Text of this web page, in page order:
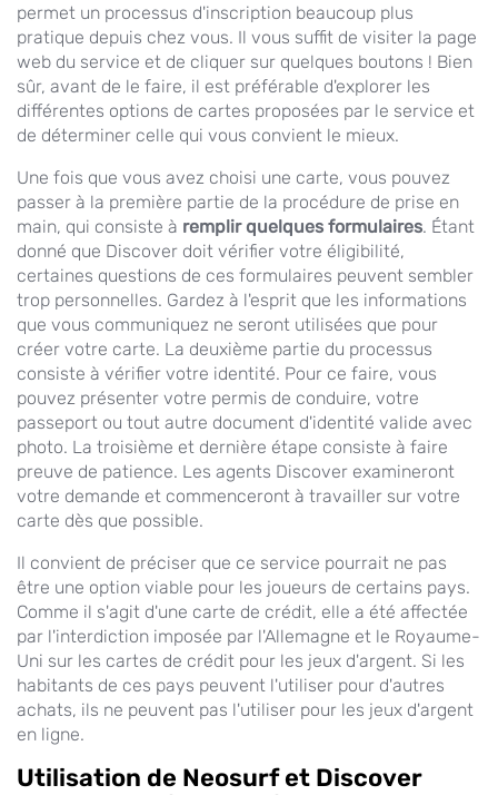
permet un processus d'inscription beaucoup plus
pratique depuis chez vous. Il vous suffit de visiter la page
web du service et de cliquer sur quelques boutons ! Bien
sûr, avant de le faire, il est préférable d'explorer les
différentes options de cartes proposées par le service et
de déterminer celle qui vous convient le mieux.
Une fois que vous avez choisi une carte, vous pouvez
passer à la première partie de la procédure de prise en
main, qui consiste à remplir quelques formulaires. Étant
donné que Discover doit vérifier votre éligibilité,
certaines questions de ces formulaires peuvent sembler
trop personnelles. Gardez à l'esprit que les informations
que vous communiquez ne seront utilisées que pour
créer votre carte. La deuxième partie du processus
consiste à vérifier votre identité. Pour ce faire, vous
pouvez présenter votre permis de conduire, votre
passeport ou tout autre document d'identité valide avec
photo. La troisième et dernière étape consiste à faire
preuve de patience. Les agents Discover examineront
votre demande et commenceront à travailler sur votre
carte dès que possible.
Il convient de préciser que ce service pourrait ne pas
être une option viable pour les joueurs de certains pays.
Comme il s'agit d'une carte de crédit, elle a été affectée
par l'interdiction imposée par l'Allemagne et le Royaume-
Uni sur les cartes de crédit pour les jeux d'argent. Si les
habitants de ces pays peuvent l'utiliser pour d'autres
achats, ils ne peuvent pas l'utiliser pour les jeux d'argent
en ligne.
Utilisation de Neosurf et Discover